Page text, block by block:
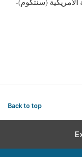
Back to top